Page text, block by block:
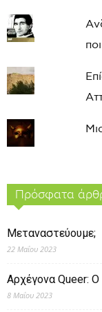
Πρόσφατα
Μεταναστεύουμε;
22 Μαΐου 2023
Αρχέγονα Queer:
8 Μαΐου 2023